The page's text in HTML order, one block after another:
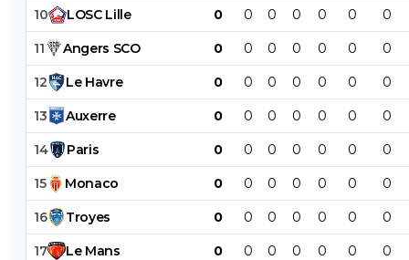
10 LOSC Lille 0 0 0 0 0 0 0
11 Angers SCO 0 0 0 0 0 0 0
12 Le Havre 0 0 0 0 0 0 0
13 Auxerre 0 0 0 0 0 0 0
14 Paris 0 0 0 0 0 0 0
15 Monaco 0 0 0 0 0 0 0
16 Troyes 0 0 0 0 0 0 0
17 Le Mans 0 0 0 0 0 0 0